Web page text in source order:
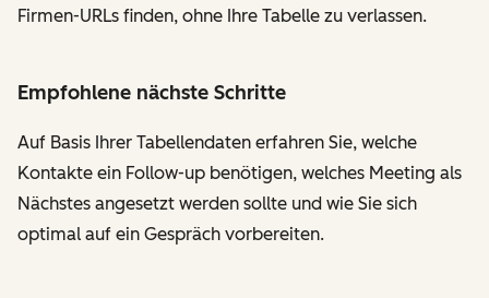
Firmen-URLs finden, ohne Ihre Tabelle zu verlassen.
Empfohlene nächste Schritte
Auf Basis Ihrer Tabellendaten erfahren Sie, welche
Kontakte ein Follow-up benötigen, welches Meeting als
Nächstes angesetzt werden sollte und wie Sie sich
optimal auf ein Gespräch vorbereiten.